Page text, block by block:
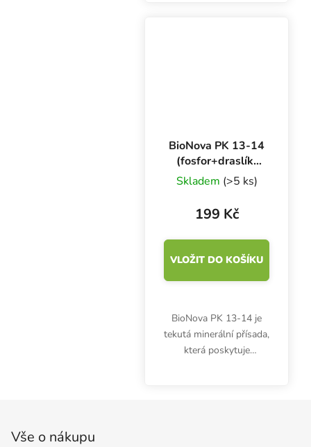
BioNova PK 13-14
(fosfor+draslík)
250 ml
Skladem (>5 ks)
199 Kč
VLOŽIT DO KOŠÍKU
BioNova PK 13-14 je
tekutá minerální přísada,
která poskytuje
Vše o nákupu